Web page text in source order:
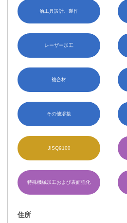
治工具設計、製作
レーザー加工
複合材
その他溶接
JISQ9100
特殊機械加工および表面強化
住所